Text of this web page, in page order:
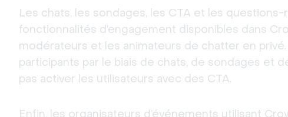
Les chats, les sondages, les CTA et les
fonctionnalités d’engagement disponibles dans
modérateurs et les animateurs de chatter en
participants par le biais de chats, de sondages et
pas activer les utilisateurs avec des CTA.
Enfin, les organisateurs d’événements utilisant